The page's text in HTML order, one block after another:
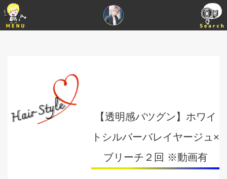
【透明感バツグン】ホワイ
トシルバーバレイヤージュ×
ブリーチ２回 ※動画有